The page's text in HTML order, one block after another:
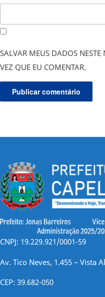
SALVAR MEUS DADOS
VEZ QUE EU COMENTAR.
CNPJ: 19.229.921/0001-59
Av. Tico Neves, 1.455 – Vista
CEP: 39.682-050